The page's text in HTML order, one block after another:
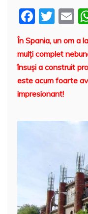
F
c
e
b
o
k
T
itt
er
E
ai
l
În Spania, un om a
mulţi complet
însuși a construit
este acum foarte
impresionant!